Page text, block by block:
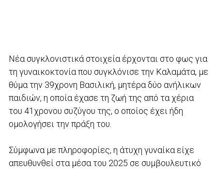
Νέα συγκλονιστικά στοιχεία έρχονται στο φως για
τη γυναικοκτονία που συγκλόνισε την Καλαμάτα, με
θύμα την 39χρονη Βασιλική, μητέρα δύο ανήλικων
παιδιών, η οποία έχασε τη ζωή της από τα χέρια
του 41χρονου συζύγου της, ο οποίος έχει ήδη
ομολογήσει την πράξη του.
Σύμφωνα με πληροφορίες, η άτυχη γυναίκα είχε
απευθυνθεί στα μέσα του 2025 σε συμβουλευτικό